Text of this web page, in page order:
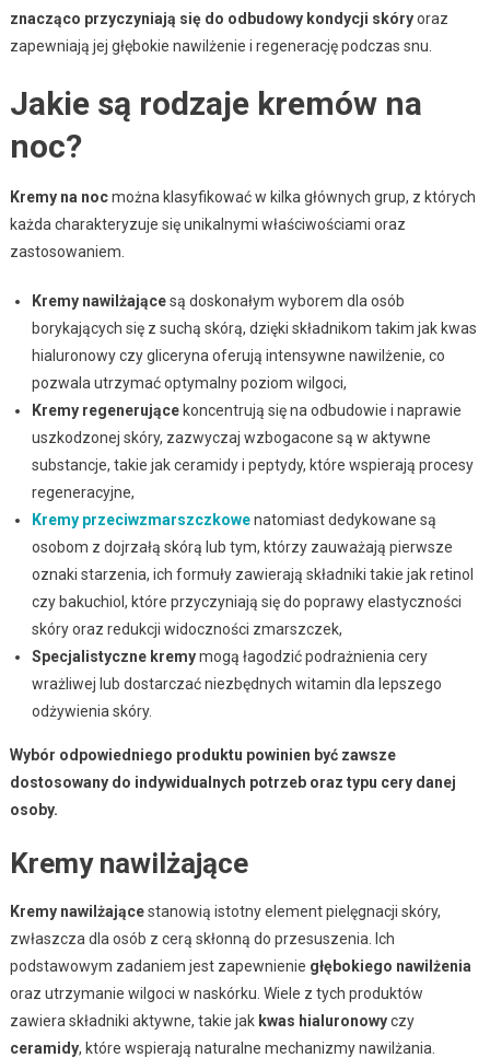
znacząco przyczyniają się do odbudowy kondycji skóryoraz
zapewniają jej głębokie nawilżenie i regenerację podczas snu.
Jakie są rodzaje kremów na
noc?
Kremy na nocmożna klasyfikować w kilka głównych grup, z których
każda charakteryzuje się unikalnymi właściwościami oraz
zastosowaniem.
Kremy nawilżającesą doskonałym wyborem dla osób
borykających się z suchą skórą, dzięki składnikom takim jak kwas
hialuronowy czy gliceryna oferują intensywne nawilżenie, co
pozwala utrzymać optymalny poziom wilgoci,
Kremy regenerującekoncentrują się na odbudowie i naprawie
uszkodzonej skóry, zazwyczaj wzbogacone są w aktywne
substancje, takie jak ceramidy i peptydy, które wspierają procesy
regeneracyjne,
Kremy przeciwzmarszczkowenatomiast dedykowane są
osobom z dojrzałą skórą lub tym, którzy zauważają pierwsze
oznaki starzenia, ich formuły zawierają składniki takie jak retinol
czy bakuchiol, które przyczyniają się do poprawy elastyczności
skóry oraz redukcji widoczności zmarszczek,
Specjalistyczne kremymogą łagodzić podrażnienia cery
wrażliwej lub dostarczać niezbędnych witamin dla lepszego
odżywienia skóry.
Wybór odpowiedniego produktu powinien być zawsze
dostosowany do indywidualnych potrzeb oraz typu cery danej
osoby.
Kremy nawilżające
Kremy nawilżającestanowią istotny element pielęgnacji skóry,
zwłaszcza dla osób z cerą skłonną do przesuszenia. Ich
podstawowym zadaniem jest zapewnienie głębokiego nawilżenia
oraz utrzymanie wilgoci w naskórku. Wiele z tych produktów
zawiera składniki aktywne, takie jak kwas hialuronowyczy
ceramidy, które wspierają naturalne mechanizmy nawilżania.